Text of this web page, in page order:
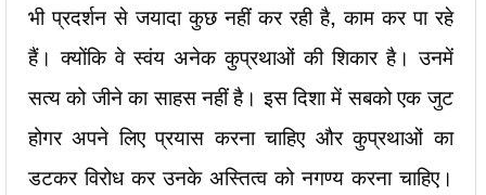
भी प्रदर्शन से जयादा कुछ नहीं कर रही है, काम कर पा रहे
हैं। क्योंकि वे स्वंय अनेक कुप्रथाओं की शिकार है। उनमें
सत्य को जीने का साहस नहीं है। इस दिशा में सबको एक जुट
होगर अपने लिए प्रयास करना चाहिए और कुप्रथाओं का
डटकर विरोध कर उनके अस्तित्व को नगण्य करना चाहिए।